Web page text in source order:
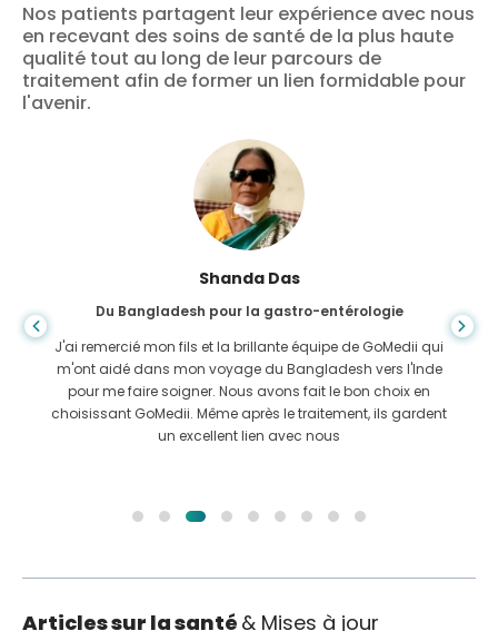
Nos patients partagent leur expérience avec nous
en recevant des soins de santé de la plus haute
qualité tout au long de leur parcours de
traitement afin de former un lien formidable pour
l'avenir.
Shanda Das
Du Bangladesh pour la gastro-entérologie
J'ai remercié mon fils et la brillante équipe de GoMedii qui
m'ont aidé dans mon voyage du Bangladesh vers l'Inde
pour me faire soigner. Nous avons fait le bon choix en
choisissant GoMedii. Même après le traitement, ils gardent
un excellent lien avec nous
Articles sur la santé & Mises à jour